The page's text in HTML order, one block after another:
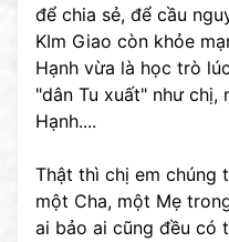
để chia sẻ, để cầu
KIm Giao còn khỏe
Hạnh vừa là học trò
"dân Tu xuất" như chị,
Hạnh....
Thật thì chị em chúng
một Cha, một Mẹ
ai bảo ai cũng đều có